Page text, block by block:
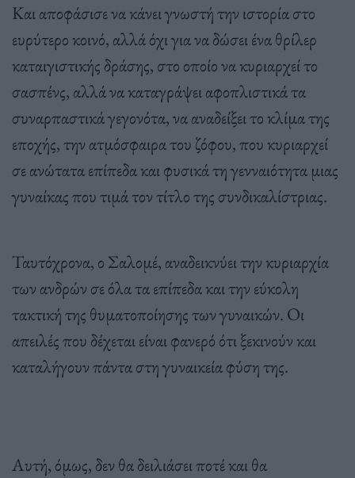
Και αποφάσισε να κάνει γνωστή την ιστορία στο
ευρύτερο κοινό, αλλά όχι για να δώσει ένα θρίλερ
καταιγιστικής δράσης, στο οποίο να κυριαρχεί το
σασπένς, αλλά να καταγράψει αφοπλιστικά τα
συναρπαστικά γεγονότα, να αναδείξει το κλίμα της
εποχής, την ατμόσφαιρα του ζόφου, που κυριαρχεί
σε ανώτατα επίπεδα και φυσικά τη γενναιότητα μιας
γυναίκας που τιμά τον τίτλο της συνδικαλίστριας.
Ταυτόχρονα, ο Σαλομέ, αναδεικνύει την κυριαρχία
των ανδρών σε όλα τα επίπεδα και την εύκολη
τακτική της θυματοποίησης των γυναικών. Οι
απειλές που δέχεται είναι φανερό ότι ξεκινούν και
καταλήγουν πάντα στη γυναικεία φύση της.
Αυτή, όμως, δεν θα δειλιάσει ποτέ και θα